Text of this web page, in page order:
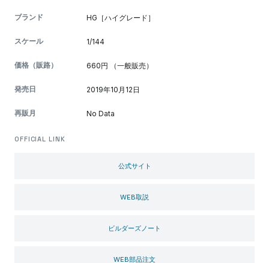
ブランド HG［ハイグレード］
スケール 1/144
価格（販路） 660円 （一般販売）
発売日 2019年10月12日
再販月 No Data
OFFICIAL LINK
公式サイト
WEB取説
ビルダーズノート
WEB部品注文